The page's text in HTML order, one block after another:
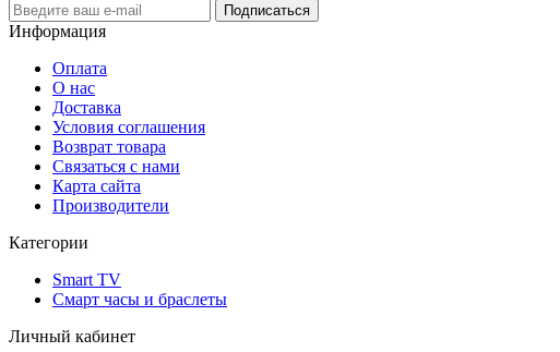
Подписаться
Информация
Оплата
О нас
Доставка
Условия соглашения
Возврат товара
Связаться с нами
Карта сайта
Производители
Категории
Smart TV
Смарт часы и браслеты
Личный кабинет